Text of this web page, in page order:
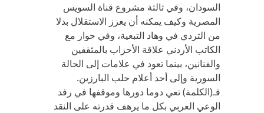
السودان، وفي ثالثة مشروع قناة السويس
المصرية وكيف يمكنه أن يعزز الاستقلال بدلا
من التردي في وهاد التبعية، وفي حوار مع
الكاتب الأردني علاقة الأحزاب بالمثقفين
والفنانين، بينما تعود في علامات إلى الحالة
السورية وإلى أحد أعلام حلب البارزين.
فـ(الكلمة) تعي دوما دورها وموقفها في رفد
الوعي العربي بكل ما يرهف قدرته على النقد